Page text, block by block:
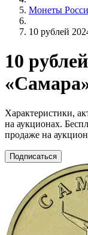
Монеты
10 рублей
10
Характеристики,
на аукционах.
продаже на
Подписаться